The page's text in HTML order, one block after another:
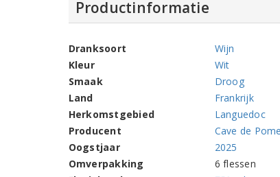
Productinformatie
Dranksoort
Wijn
Kleur
Wit
Smaak
Droog
Land
Frankrijk
Herkomstgebied
Languedoc
Producent
Cave de
Oogstjaar
2025
Omverpakking
6 flessen